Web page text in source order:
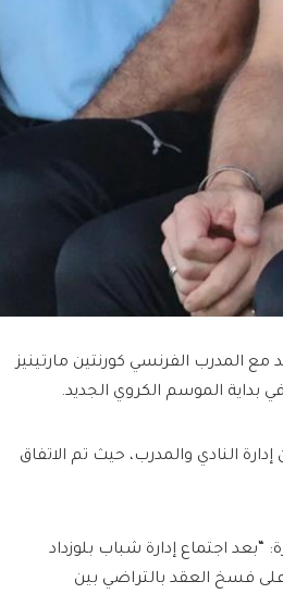
مع المدرب الفرنسي كورنتين مارتينيز
بداية الموسم الكروي الجديد.
النادي والمدرب، حيث تم الاتفاق
“بعد اجتماع إدارة شباب بلوزداد
فسخ العقد بالتراضي بين